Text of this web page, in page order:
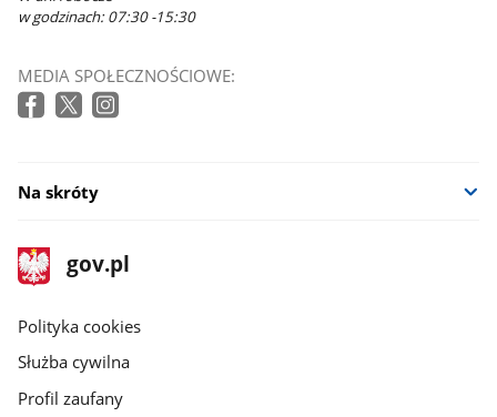
w godzinach: 07:30 -15:30
MEDIA SPOŁECZNOŚCIOWE:
Na skróty
stopka
gov.pl
Strona
gov.pl
gov.pl
Polityka cookies
Służba cywilna
Profil zaufany